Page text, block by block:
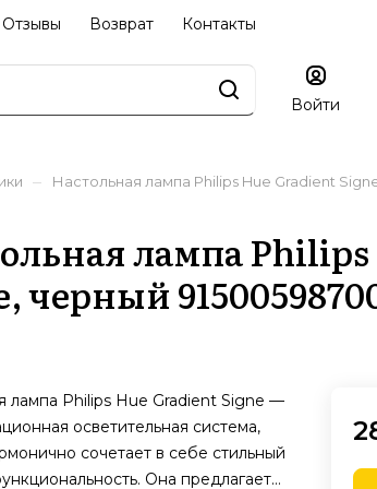
Отзывы Возврат Контакты
Войти
– Настольная лампа Philips Hue Gradient
лампа
черный
лампа Philips Hue Gradient Signe —
осветительная система,
сочетает в себе стильный
Она предлагает